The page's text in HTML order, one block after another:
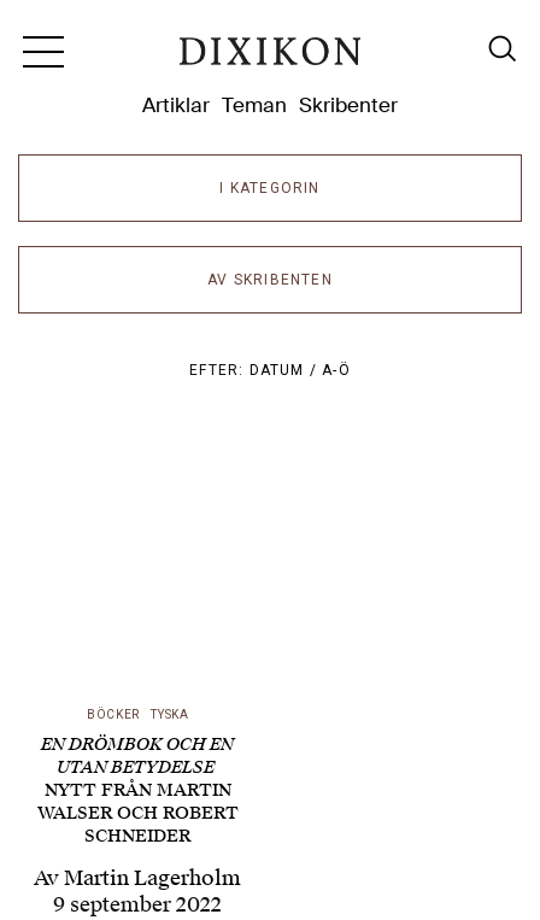
Artiklar Teman Skribenter
I KATEGORIN
AV SKRIBENTEN
EFTER: DATUM /A-Ö
BÖCKER TYSKA
EN DRÖMBOK OCH EN
UTAN BETYDELSE
NYTT FRÅN MARTIN
WALSER OCH ROBERT
SCHNEIDER
AvMartin Lagerholm
9 september 2022